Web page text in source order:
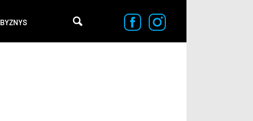
BYZNYS